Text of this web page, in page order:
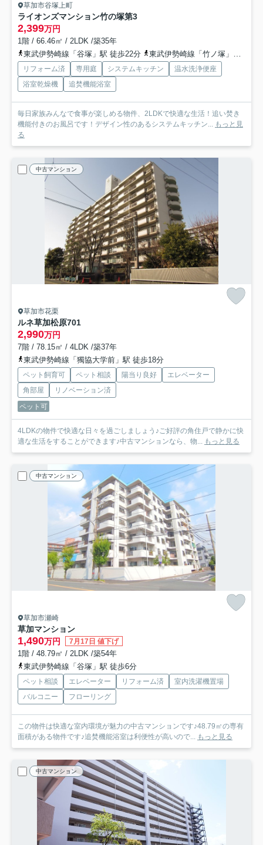
草加市谷塚上町
ライオンズマンション竹の塚第3
2,399万円
1階 / 66.46㎡ / 2LDK /築35年
東武伊勢崎線「谷塚」駅 徒歩22分
東武伊勢崎線「竹ノ塚」駅 徒歩21分
リフォーム済 専用庭 システムキッチン
温水洗浄便座
浴室乾燥機
追焚機能浴室
毎日家族みんなで食事が楽しめる物件、2LDKで快適な生活！追い焚き
機能付きのお風呂です！デザイン性のあるシステムキッチン...
もっと見
る
中古マンション
草加市花栗
ルネ草加松原701
2,990万円
7階 / 78.15㎡ / 4LDK /築37年
東武伊勢崎線「獨協大学前」駅 徒歩18分
ペット飼育可 ペット相談 陽当り良好
エレベーター
角部屋
リノベーション済
ペット可
4LDKの物件で快適な日々を過ごしましょう♪ご好評の角住戸で静かに快
適な生活をすることができます♪中古マンションなら、物...
もっと見る
中古マンション
草加市瀬崎
草加マンション
1,490万円 7月17日 値下げ
1階 / 48.79㎡ / 2LDK /築54年
東武伊勢崎線「谷塚」駅 徒歩6分
ペット相談 エレベーター リフォーム済
室内洗濯機置場
バルコニー
フローリング
この物件は快適な室内環境が魅力の中古マンションです♪48.79㎡の専有
面積がある物件です♪追焚機能浴室は利便性が高いので...
もっと見る
中古マンション